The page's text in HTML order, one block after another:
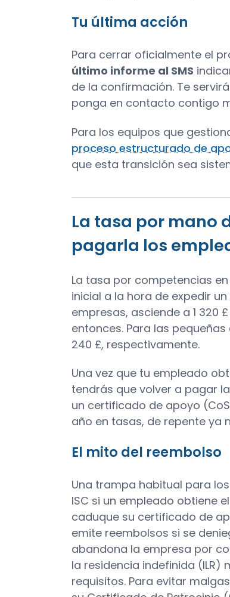
Tu última acción
Para cerrar oficialmente el
último informe al SMS
de la confirmación. Te
ponga en contacto contigo
Para los equipos que
proceso estructurado de
que esta transición sea
La tasa por mano
pagarla los
La tasa por competencias
inicial a la hora de expedir
empresas, asciende a 1 320
entonces. Para las
240 £, respectivamente.
Una vez que tu empleado
tendrás que volver a pagar
un certificado de apoyo
año en tasas, de repente ya
El mito del reembolso
Una trampa habitual para
ISC si un empleado obtiene
caduque su certificado de
emite reembolsos si se
abandona la empresa por
la residencia indefinida (ILR)
requisitos. Para evitar